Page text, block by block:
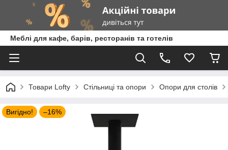
Меблі для кафе, барів, ресторанів та готелів
Товари Lofty Стільниці та опори Опори для столів
Вигідно! –16%